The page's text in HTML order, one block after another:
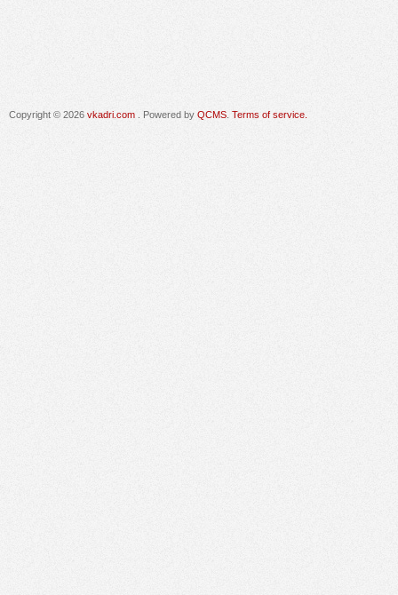
Copyright © 2026 vkadri.com . Powered by QCMS Terms of service.